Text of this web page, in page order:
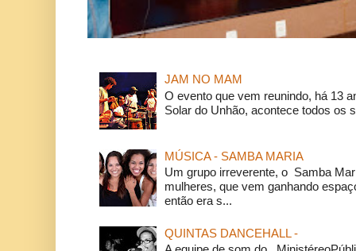
JAM NO MAM
O evento que vem reunindo, há 13
Solar do Unhão, acontece todos os
MÚSICA - SAMBA MARIA
Um grupo irreverente, o Samba
mulheres, que vem ganhando
então era s...
QUINTAS DANCEHALL -